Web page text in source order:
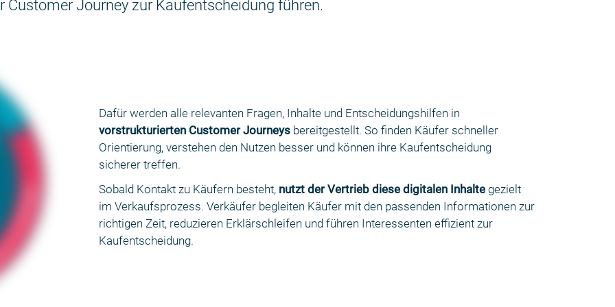
Customer Journey zur Kaufentscheidung führen.
Dafür werden alle relevanten Fragen, Inhalte und Entscheidungshilfen in
vorstrukturierten Customer Journeys bereitgestellt. So finden Käufer schneller
Orientierung, verstehen den Nutzen besser und können ihre Kaufentscheidung
sicherer treffen.
Sobald Kontakt zu Käufern besteht, nutzt der Vertrieb diese digitalen Inhalte gezielt
im Verkaufsprozess. Verkäufer begleiten Käufer mit den passenden Informationen zur
richtigen Zeit, reduzieren Erklärschleifen und führen Interessenten effizient zur
Kaufentscheidung.